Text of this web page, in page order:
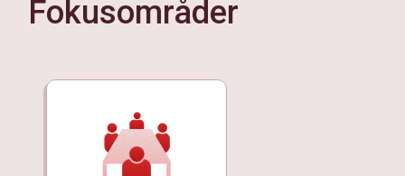
Fokusområder